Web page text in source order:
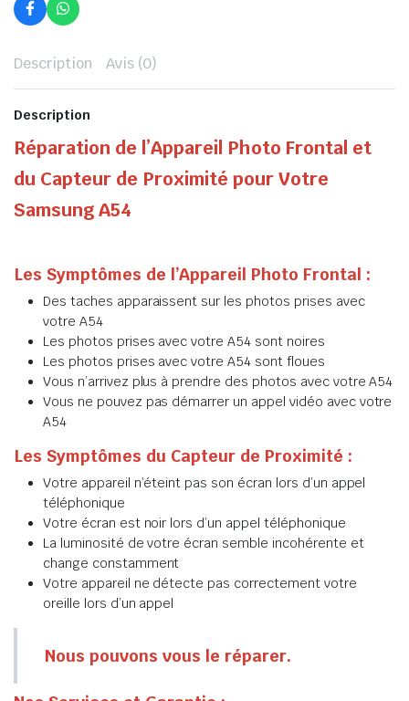
Description Avis (0)
Description
Réparation de l’Appareil Photo Frontal et
du Capteur de Proximité pour Votre
Samsung A54
Les Symptômes de l’Appareil Photo Frontal :
Des taches apparaissent sur les photos prises avec
votre A54
Les photos prises avec votre A54 sont noires
Les photos prises avec votre A54 sont floues
Vous n’arrivez plus à prendre des photos avec votre A54
Vous ne pouvez pas démarrer un appel vidéo avec votre
A54
Les Symptômes du Capteur de Proximité :
Votre appareil n’éteint pas son écran lors d’un appel
téléphonique
Votre écran est noir lors d’un appel téléphonique
La luminosité de votre écran semble incohérente et
change constamment
Votre appareil ne détecte pas correctement votre
oreille lors d’un appel
Nous pouvons vous le réparer.